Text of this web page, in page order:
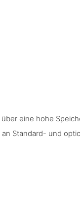
eine hohe
Standard- und